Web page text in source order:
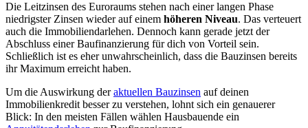
Die Leitzinsen des Euroraums stehen nach einer langen Phase
niedrigster Zinsen wieder auf einem höheren Niveau. Das verteuert
auch die Immobiliendarlehen. Dennoch kann gerade jetzt der
Abschluss einer Baufinanzierung für dich von Vorteil sein.
Schließlich ist es eher unwahrscheinlich, dass die Bauzinsen bereits
ihr Maximum erreicht haben.
Um die Auswirkung deraktuellen Bauzinsen auf deinen
Immobilienkredit besser zu verstehen, lohnt sich ein genauerer
Blick: In den meisten Fällen wählen Hausbauende ein